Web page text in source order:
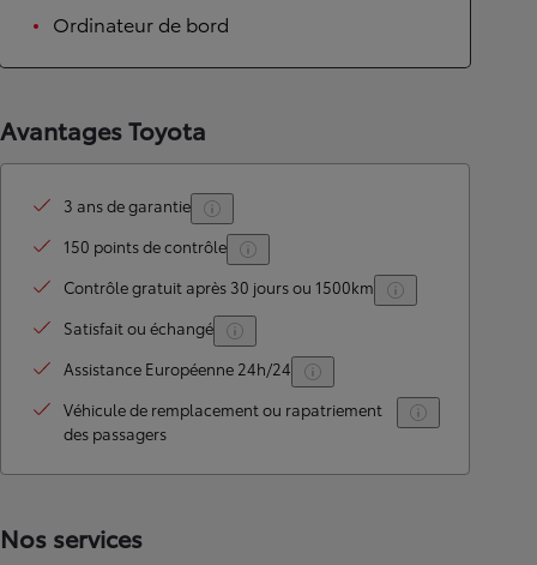
Ordinateur de bord
Avantages Toyota
3 ans de garantie
150 points de contrôle
Contrôle gratuit après 30 jours ou 1500km
Satisfait ou échangé
Assistance Européenne 24h/24
Véhicule de remplacement ou rapatriement
des passagers
Nos services